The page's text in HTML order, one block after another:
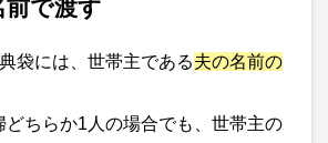
前で渡す
袋には、世帯主である夫の名前の
どちらか1人の場合でも、世帯主の